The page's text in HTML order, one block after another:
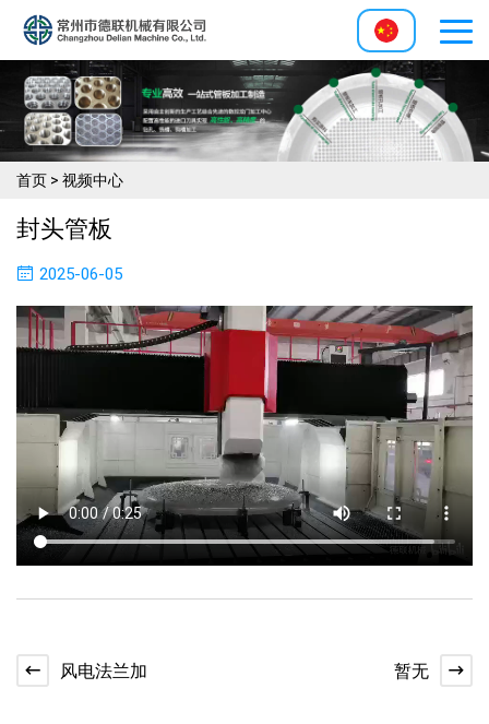
首页 > 视频中心
封头管板
2025-06-05
风电法兰加 暂无